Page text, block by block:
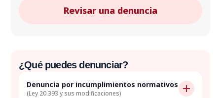
Revisar una denuncia
¿Qué puedes denunciar?
Denuncia por incumplimientos normativos
(Ley 20.393 y sus modificaciones)